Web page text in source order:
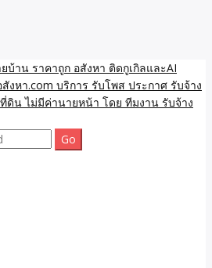
บจ้างโพสขาย
ก อสังหา ติดกู
ระกาศ ขายอสังหา โฆษณา ไม่มีค่านาย
ยบ้านบริการ รับจ้างโพสอสังหา ราคาถูก
โพส โฆษณา ลงประกาศฟรี